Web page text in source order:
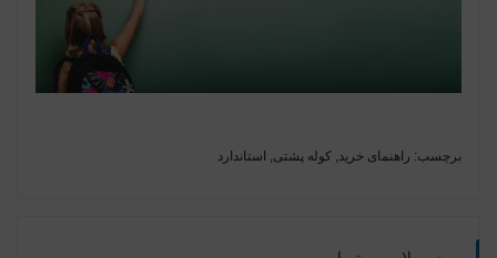
برچسب: راهنمای خرید, کوله پشتی, استاندارد